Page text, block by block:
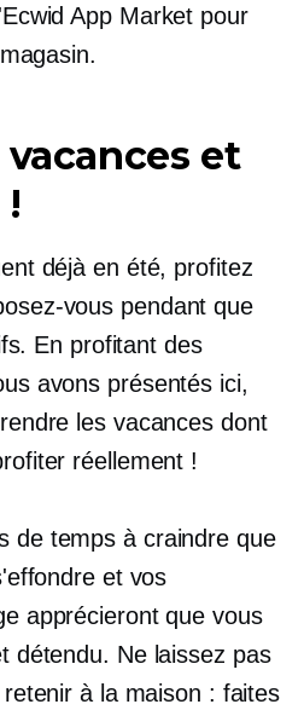
App Market pour
et
déjà en été, profitez
vous pendant que
En profitant des
avons présentés ici,
les vacances dont
réellement !
de temps à craindre que
et vos
apprécieront que vous
détendu. Ne laissez pas
à la maison : faites